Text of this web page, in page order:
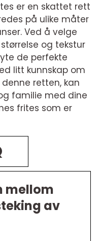
er en skattet rett
på ulike måter
Ved å velge
og tekstur
de perfekte
litt kunnskap om
retten, kan
familie med dine
frites som er
mellom
av